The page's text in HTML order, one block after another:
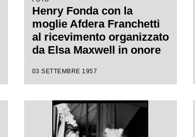
Henry Fonda con la
moglie Afdera Franchetti
al ricevimento organizzato
da Elsa Maxwell in onore
03 SETTEMBRE 1957